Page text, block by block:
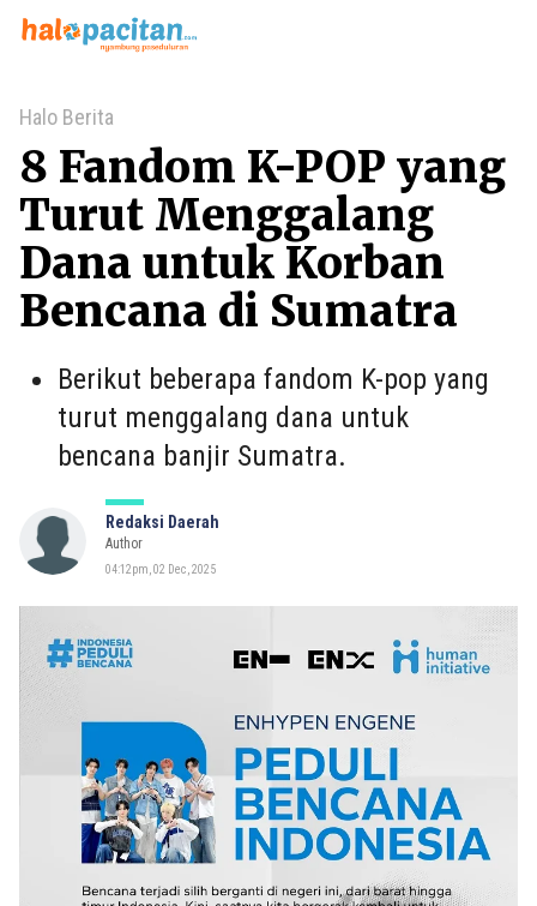
Home
Halo Berita
8 Fandom K-POP yang
Turut Menggalang
Dana untuk Korban
Bencana di Sumatra
Berikut beberapa fandom K-pop yang
turut menggalang dana untuk
bencana banjir Sumatra.
Redaksi Daerah
Author
04:12pm, 02 Dec, 2025